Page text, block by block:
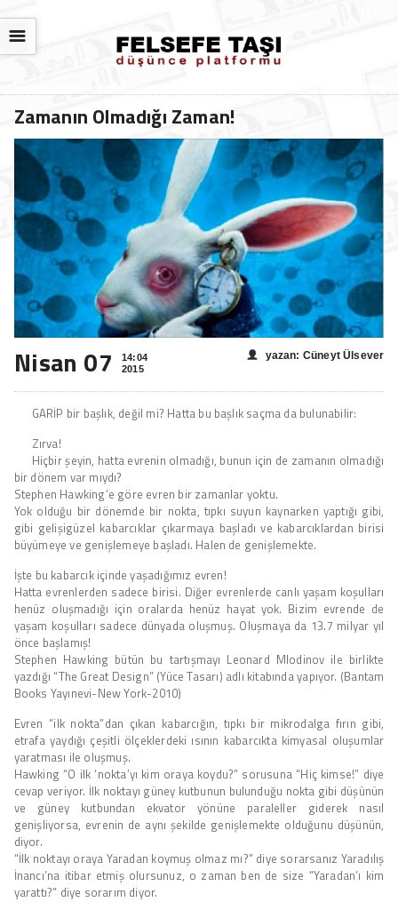
☰
Zamanın Olmadığı Zaman!
Nisan 07
14:04
2015
yazan: Cüneyt Ülsever
GARİP bir başlık, değil mi? Hatta bu başlık saçma da bulunabilir:
Zırva!
Hiçbir şeyin, hatta evrenin olmadığı, bunun için de zamanın olmadığı
bir dönem var mıydı?
Stephen Hawking’e göre evren bir zamanlar yoktu.
Yok olduğu bir dönemde bir nokta, tıpkı suyun kaynarken yaptığı gibi,
gibi gelişigüzel kabarcıklar çıkarmaya başladı ve kabarcıklardan birisi
büyümeye ve genişlemeye başladı. Halen de genişlemekte.
İşte bu kabarcık içinde yaşadığımız evren!
Hatta evrenlerden sadece birisi. Diğer evrenlerde canlı yaşam koşulları
henüz oluşmadığı için oralarda henüz hayat yok. Bizim evrende de
yaşam koşulları sadece dünyada oluşmuş. Oluşmaya da 13.7 milyar yıl
önce başlamış!
Stephen Hawking bütün bu tartışmayı Leonard Mlodinov ile birlikte
yazdığı “The Great Design” (Yüce Tasarı) adlı kitabında yapıyor. (Bantam
Books Yayınevi-New York-2010)
Evren “ilk nokta”dan çıkan kabarcığın, tıpkı bir mikrodalga fırın gibi,
etrafa yaydığı çeşitli ölçeklerdeki ısının kabarcıkta kimyasal oluşumlar
yaratması ile oluşmuş.
Hawking “O ilk ‘nokta’yı kim oraya koydu?” sorusuna “Hiç kimse!” diye
cevap veriyor. İlk noktayı güney kutbunun bulunduğu nokta gibi düşünün
ve güney kutbundan ekvator yönüne paraleller giderek nasıl
genişliyorsa, evrenin de aynı şekilde genişlemekte olduğunu düşünün,
diyor.
“İlk noktayı oraya Yaradan koymuş olmaz mı?” diye sorarsanız Yaradılış
İnancı’na itibar etmiş olursunuz, o zaman ben de size “Yaradan’ı kim
yarattı?” diye sorarım diyor.